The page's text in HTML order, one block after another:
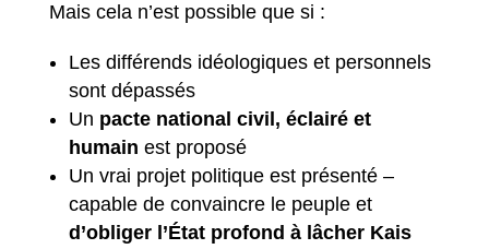
Mais cela n’est possible que si :
Les différends idéologiques et personnels
sont dépassés
Un pacte national civil, éclairé et
humain est proposé
Un vrai projet politique est présenté –
capable de convaincre le peuple et
d’obliger l’État profond à lâcher Kais